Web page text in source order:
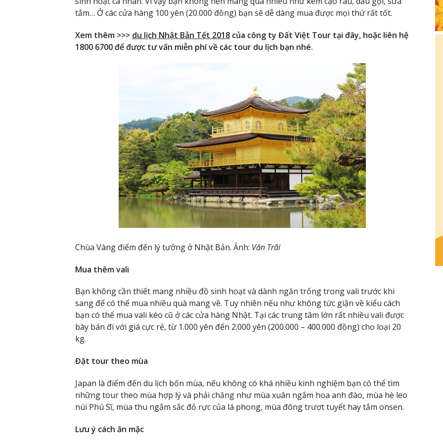
tắm… Ở các cửa hàng 100 yên (20.000 đồng) bạn sẽ dễ dàng mua được mọi thứ rất tốt.
Xem thêm >>> du lịch Nhật Bản Tết 2018 của công ty Đất Việt Tour tại đây, hoặc liên hệ
1800 6700 để được tư vấn miễn phí về các tour du lịch bạn nhé.
Chùa Vàng điểm đến lý tưởng ở Nhật Bản. Ảnh: Văn Trãi
Mua thêm vali
Bạn không cần thiết mang nhiều đồ sinh hoạt và dành ngăn trống trong vali trước khi
sang để có thể mua nhiều quà mang về. Tuy nhiên nếu như không tức giận về kiểu cách
bạn có thể mua vali kéo cũ ở các cửa hàng Nhật. Tại các trung tâm lớn rất nhiều vali được
bày bán đi với giá cực rẻ, từ 1.000 yên đến 2.000 yên (200.000 – 400.000 đồng) cho loại 20
kg.
Đặt tour theo mùa
Japan là điểm đến du lịch bốn mùa, nếu không có khá nhiều kinh nghiệm bạn có thể tìm
những tour theo mùa hợp lý và phải chăng như mùa xuân ngắm hoa anh đào, mùa hè leo
núi Phú Sĩ, mùa thu ngắm sắc đỏ rực của lá phong, mùa đông trượt tuyết hay tắm onsen.
Lưu ý cách ăn mặc